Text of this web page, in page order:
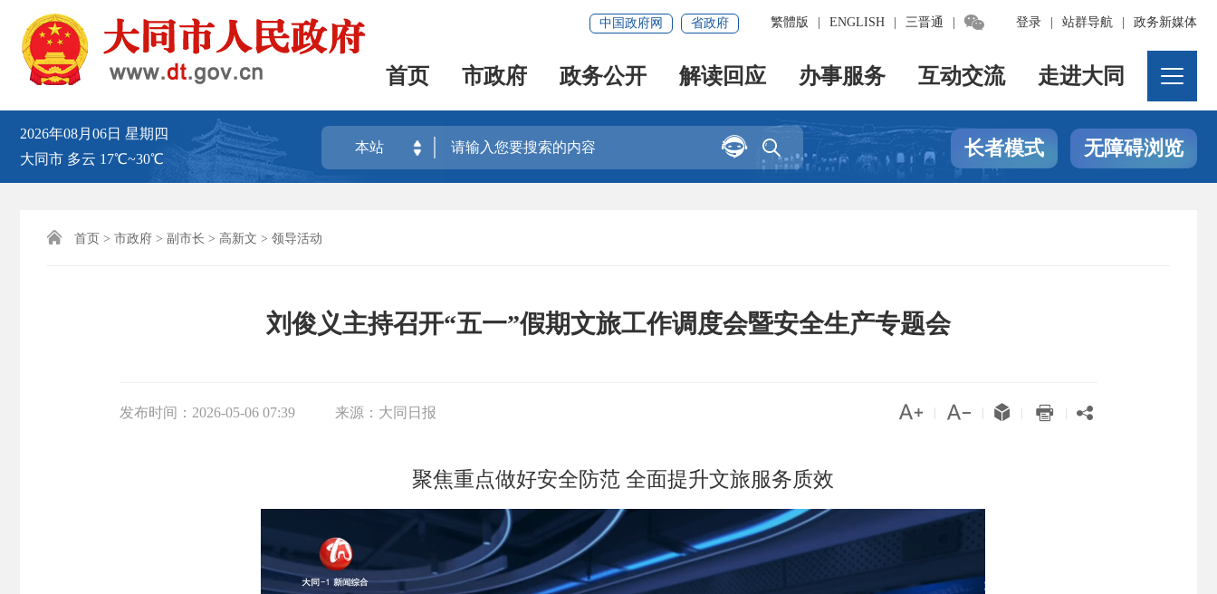
登录 站群导航 政务新媒体
繁體版 ENGLISH 三晋通 
中国政府网 省政府
首页 市政府 政务公开 解读回应 办事服务 互动交流 走进大同
2026年08月06日 星期四
大同市 多云 17℃~30℃
本站 
 长者模式 无障碍浏览
 首页 > 市政府 > 副市长 > 高新文 > 领导活动
刘俊义主持召开“五一”假期文旅工作调度会暨安全生产专题会
发布时间： 2026-05-06 07:39 来源： 大同日报     
聚焦重点做好安全防范 全面提升文旅服务质效